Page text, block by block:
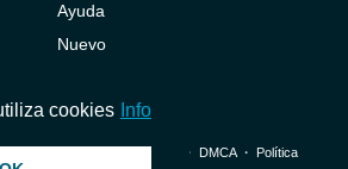
Ayuda
Nuevo
todos los derechos. ・ DMCA・ Política
cookies Info